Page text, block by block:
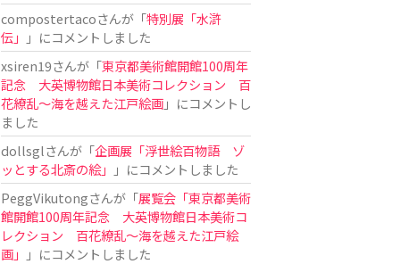
compostertacoさんが「特別展「水滸
伝」
」にコメントしました
xsiren19さんが「東京都美術館開館100周年
記念 大英博物館日本美術コレクション 百
花繚乱～海を越えた江戸絵画」にコメントし
ました
dollsglさんが「企画展「浮世絵百物語 ゾ
ッとする北斎の絵」
」にコメントしました
PeggVikutongさんが「展覧会「東京都美術
館開館100周年記念 大英博物館日本美術コ
レクション 百花繚乱〜海を越えた江戸絵
画」
」にコメントしました